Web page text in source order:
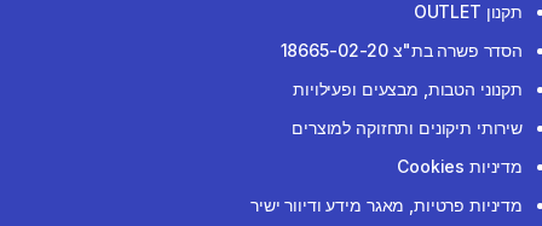
תקנון OUTLET
הסדר פשרה בת"צ 18665-02-20
תקנוני הטבות, מבצעים ופעילויות
שירותי תיקונים ותחזוקה למוצרים
מדיניות Cookies
מדיניות פרטיות, מאגר מידע ודיוור ישיר